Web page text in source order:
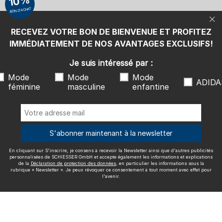
également les informations et explications de la
protection des données, en particulier les informations sous la
rubrique « Newsletter ». Je peux révoquer ce consentement à tout
Nous livrons avec
Excellente qualité
Plus d'informations sur nos évaluations
RECEVEZ VOTRE BON DE BIENVENUE ET PROFITEZ
IMMÉDIATEMENT DE NOS AVANTAGES EXCLUSIFS!
BON D'ACHAT
Je suis intéressé par :
Mode
féminine
Mode
masculine
Mode
enfantine
S'abonner maintenant à la newsletter
En cliquant sur S'inscrire, je consens à recevoir la Newsletter ainsi que d'autres publicités
personnalisées de SCHIESSER GmbH et accepte également les informations et explications
de la Déclaration de protection des données, en particulier les informations sous la
rubrique « Newsletter ». Je peux révoquer ce consentement à tout moment avec effet pour
l'avenir.